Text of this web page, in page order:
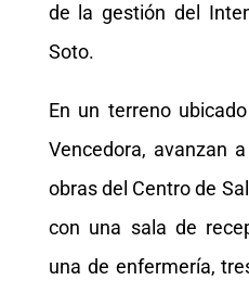
de la gestión del
Soto.
En un terreno
Vencedora, avanzan
obras del Centro de
con una sala de
una de enfermería,